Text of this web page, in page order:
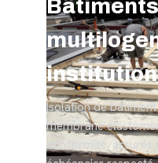
Isolation de
membrane
conformité, assurés